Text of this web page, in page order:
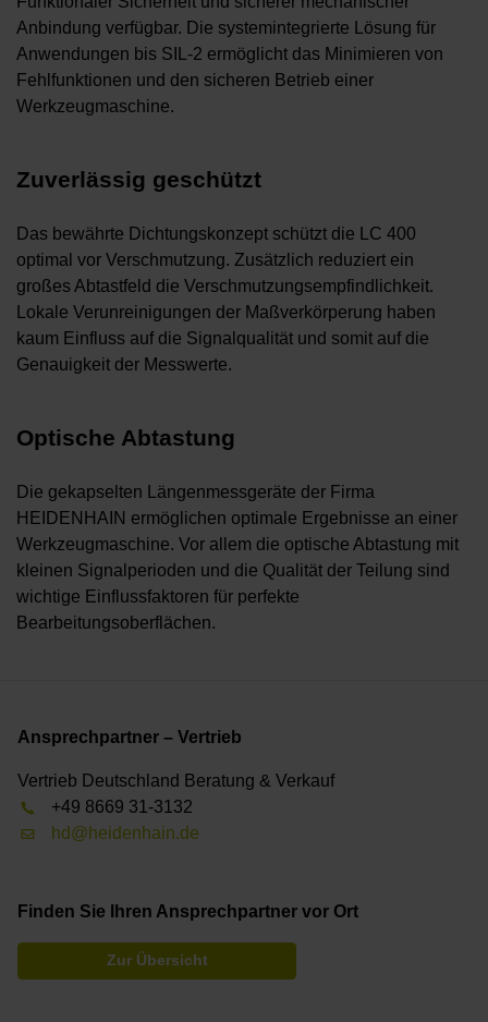
Anbindung verfügbar. Die systemintegrierte Lösung für
Anwendungen bis SIL-2 ermöglicht das Minimieren von
Fehlfunktionen und den sicheren Betrieb einer
Werkzeugmaschine.
Zuverlässig geschützt
Das bewährte Dichtungskonzept schützt die LC 400
optimal vor Verschmutzung. Zusätzlich reduziert ein
großes Abtastfeld die Verschmutzungsempfindlichkeit.
Lokale Verunreinigungen der Maßverkörperung haben
kaum Einfluss auf die Signalqualität und somit auf die
Genauigkeit der Messwerte.
Optische Abtastung
Die gekapselten Längenmessgeräte der Firma
HEIDENHAIN ermöglichen optimale Ergebnisse an einer
Werkzeugmaschine. Vor allem die optische Abtastung mit
kleinen Signalperioden und die Qualität der Teilung sind
wichtige Einflussfaktoren für perfekte
Bearbeitungsoberflächen.
Ansprechpartner – Vertrieb
Vertrieb Deutschland Beratung & Verkauf
+49 8669 31-3132
hd@heidenhain.de
Finden Sie Ihren Ansprechpartner vor Ort
Zur Übersicht